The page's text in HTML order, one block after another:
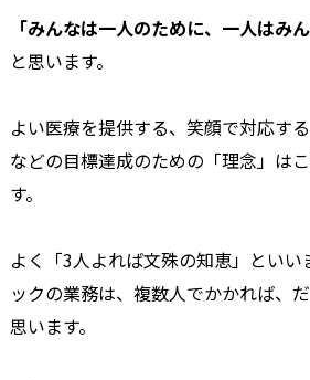
「みんなは一人のために、一人はみ
と思います。
よい医療を提供する、笑顔で対応す
などの目標達成のための「理念」は
す。
よく「3人よれば文殊の知恵」とい
ックの業務は、複数人でかかれば、
思います。